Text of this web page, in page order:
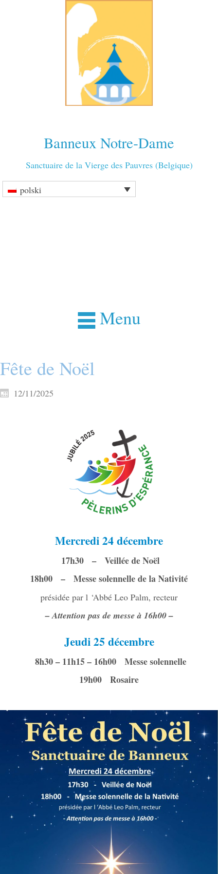
Banneux Notre-Dame
Sanctuaire de la Vierge des Pauvres (Belgique)
polski
Menu
Fête de Noël
12/11/2025
Mercredi 24 décembre
17h30 – Veillée de Noël
18h00 – Messe solennelle de la Nativité
présidée par l ‘Abbé Leo Palm, recteur
– Attention pas de messe à 16h00 –
Jeudi 25 décembre
8h30 – 11h15 – 16h00 Messe solennelle
19h00 Rosaire